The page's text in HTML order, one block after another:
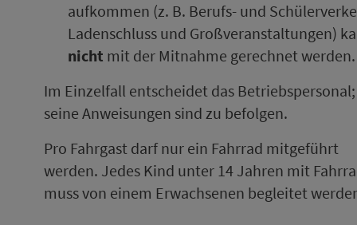
auf­kom­men (z. B. Berufs- und
Ladenschluss und Groß­ver­an­stal­tungen)
nicht mit der Mitnahme gerechnet werden.
Im Einzelfall entscheidet das Be­triebs­per­so­nal;
seine An­wei­sungen sind zu befolgen.
Pro Fahr­gast darf nur ein Fahrrad mitgeführt
werden. Jedes Kind unter 14 Jahren mit
muss von einem Er­wach­se­nen begleitet